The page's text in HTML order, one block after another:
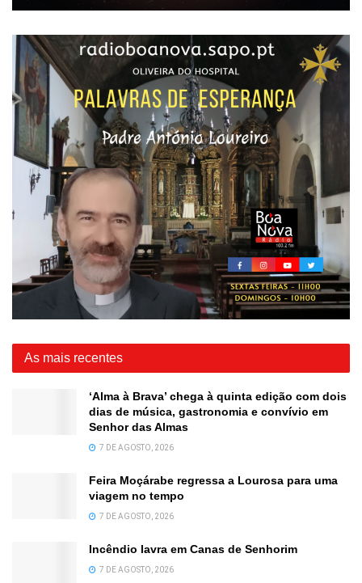
As mais recentes
‘Alma à Brava’ chega à quinta edição com dois
dias de música, gastronomia e convívio em
Senhor das Almas
7 DE AGOSTO, 2026
Feira Moçárabe regressa a Lourosa para uma
viagem no tempo
7 DE AGOSTO, 2026
Incêndio lavra em Canas de Senhorim
7 DE AGOSTO, 2026